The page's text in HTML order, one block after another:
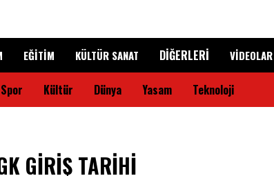
EĞİTİM KÜLTÜR SANAT DİĞERLERİ VİDEOLAR
Spor Kültür Dünya Yasam Teknoloji
GİRİŞ TARİHİ